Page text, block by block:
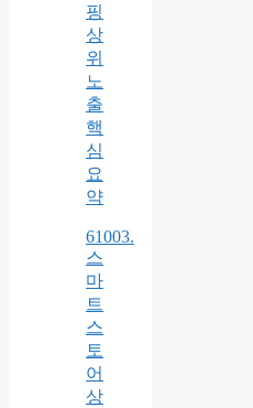
핑
상
위
노
출
핵
심
요
약
61003.
스
마
트
스
토
어
상